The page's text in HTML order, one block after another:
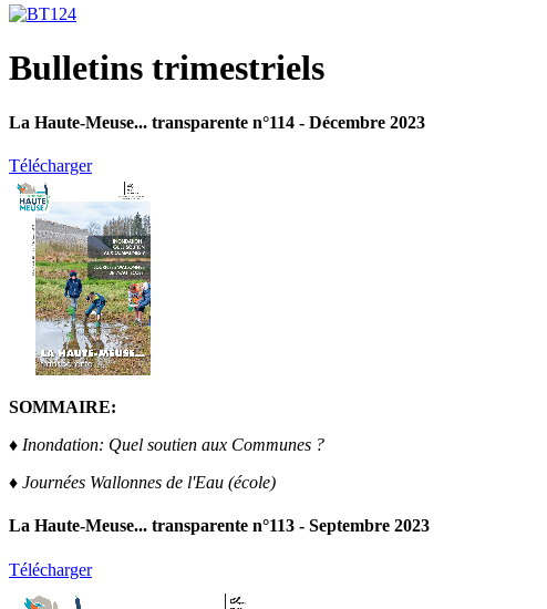
Bulletins trimestriels
La Haute-Meuse... transparente n°114 - Décembre 2023
Télécharger
SOMMAIRE:
♦ Inondation: Quel soutien aux Communes ?
♦ Journées Wallonnes de l'Eau (école)
La Haute-Meuse... transparente n°113 - Septembre 2023
Télécharger